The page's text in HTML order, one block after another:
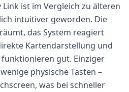
Link ist im Vergleich zu älteren
intuitiver geworden. Die
das System reagiert
Kartendarstellung und
funktionieren gut. Einziger
physische Tasten –
was bei schneller